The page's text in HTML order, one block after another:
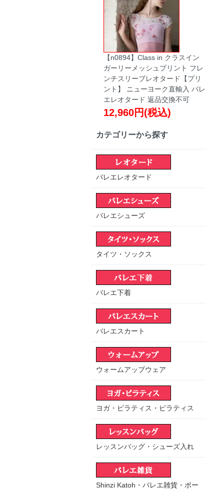
【n0894】Class in クラスイン
ガーリーメッシュプリント フレ
ンチスリーブレオタード【プリ
ント】 ニューヨーク直輸入 バレ
エレオタード 返品交換不可
12,960円(税込)
カテゴリーから探す
バレエレオタード
バレエシューズ
タイツ・ソックス
バレエ下着
バレエスカート
ウォームアップウェア
ヨガ・ピラティス・ピラティス
レッスンバッグ・シューズ入れ
Shinzi Katoh・バレエ雑貨・ポー